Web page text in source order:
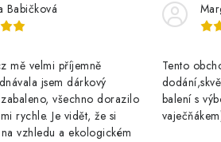
Babičková
mě velmi příjemně
jsem dárkový
všechno dorazilo
rychle. Je vidět, že si
vzhledu a ekologickém
Tento
balení s